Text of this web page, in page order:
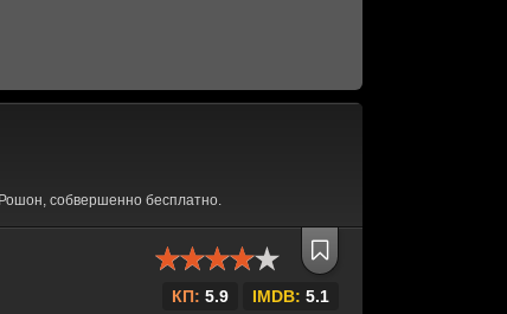
собвершенно бесплатно.
КП: 5.9 IMDB: 5.1